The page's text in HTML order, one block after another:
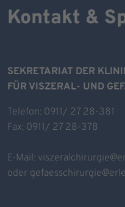
Kontakt &
SEKRETARIAT DER
FÜR VISZERAL- UND
Telefon: 0911/ 27 28-381
Fax: 0911/ 27 28-378
E-Mail:
oder